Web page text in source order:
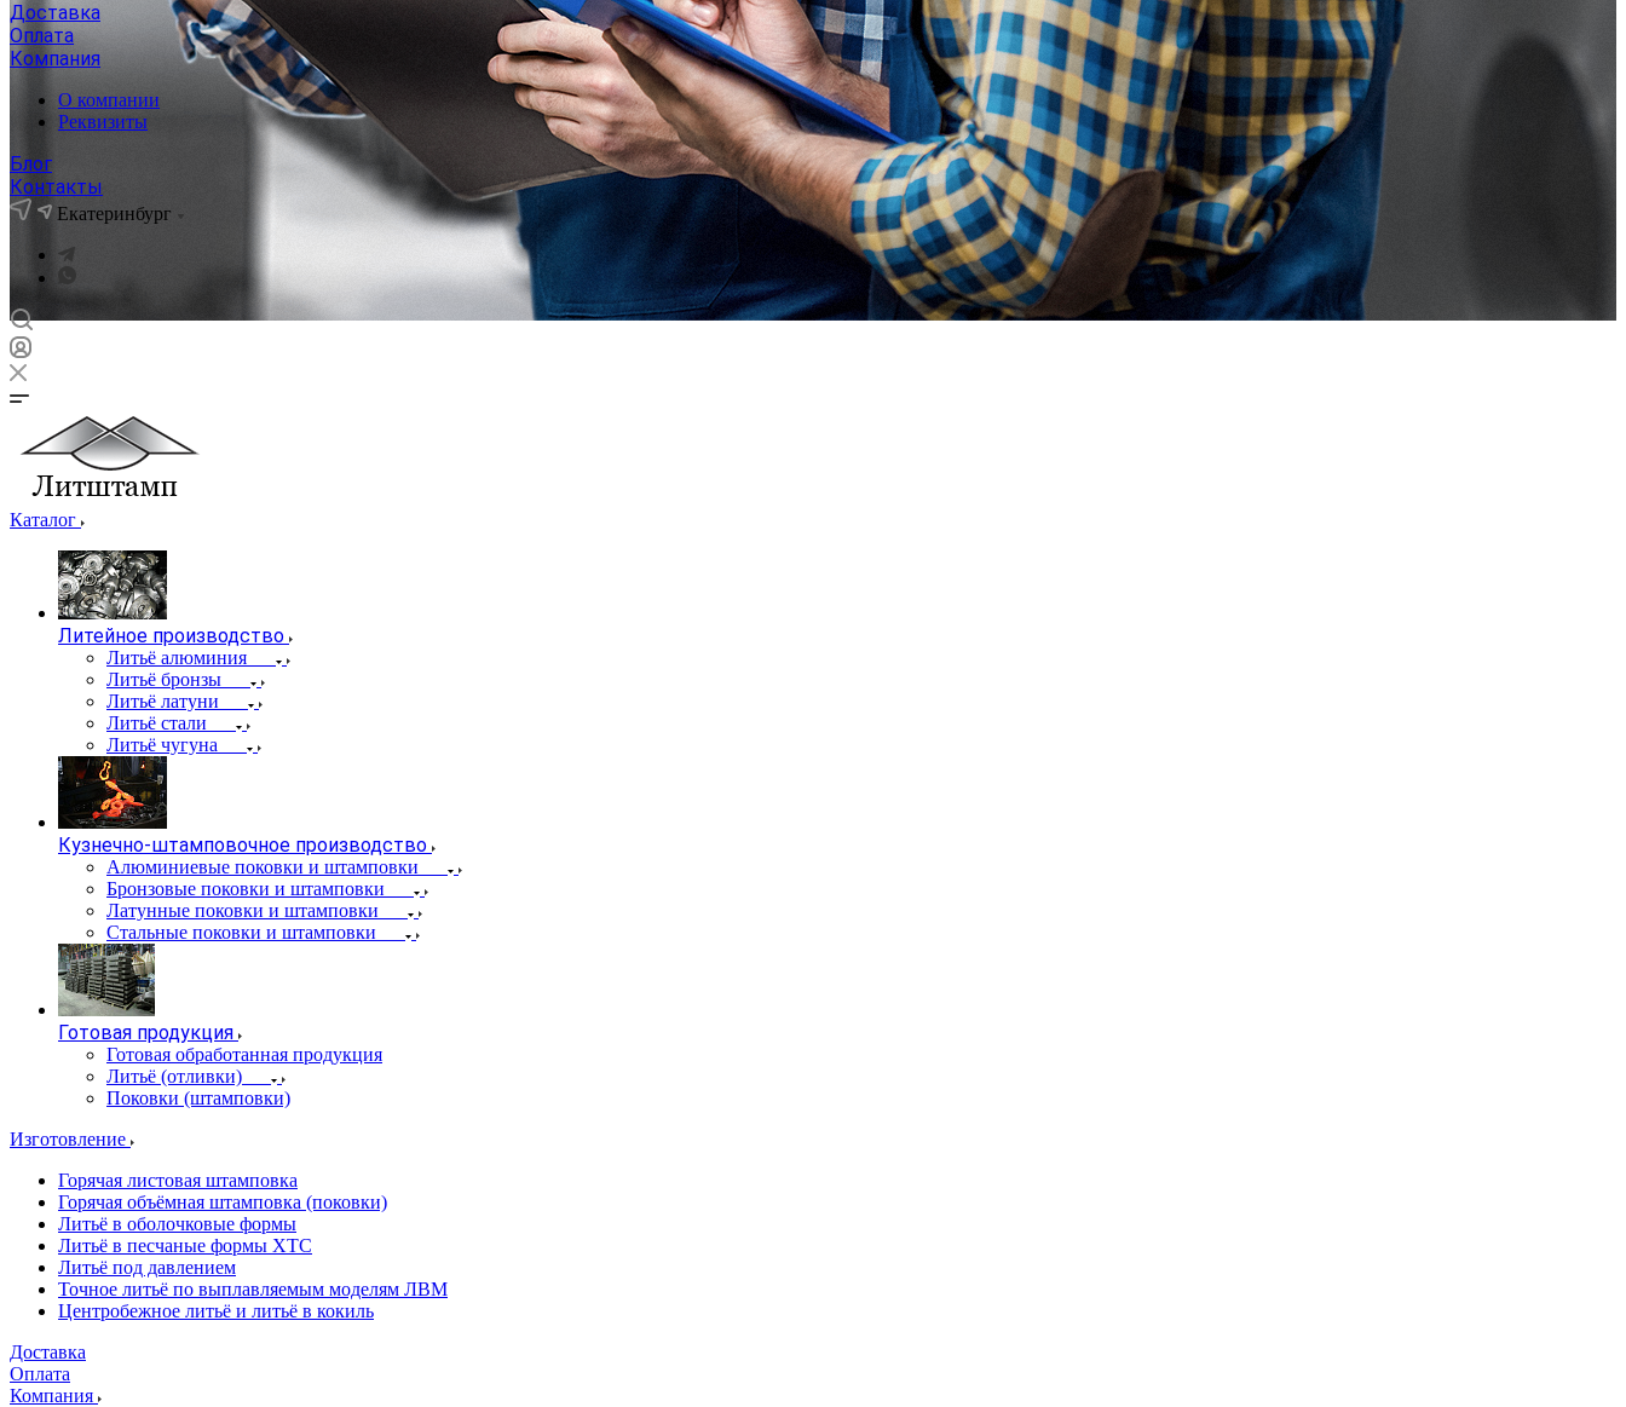
Доставка
Оплата
Компания
О компании
Реквизиты
Блог
Контакты
Екатеринбург
Каталог
Литейное производство
Литьё алюминия
Литьё бронзы
Литьё латуни
Литьё стали
Литьё чугуна
Кузнечно-штамповочное производство
Алюминиевые поковки и штамповки
Бронзовые поковки и штамповки
Латунные поковки и штамповки
Стальные поковки и штамповки
Готовая продукция
Готовая обработанная продукция
Литьё (отливки)
Поковки (штамповки)
Изготовление
Горячая листовая штамповка
Горячая объёмная штамповка (поковки)
Литьё в оболочковые формы
Литьё в песчаные формы ХТС
Литьё под давлением
Точное литьё по выплавляемым моделям ЛВМ
Центробежное литьё и литьё в кокиль
Доставка
Оплата
Компания